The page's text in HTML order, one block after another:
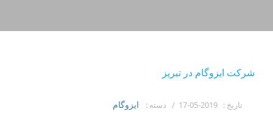
شرکت ایزوگام در تبریز
تاریخ : دسته : ایزوگام